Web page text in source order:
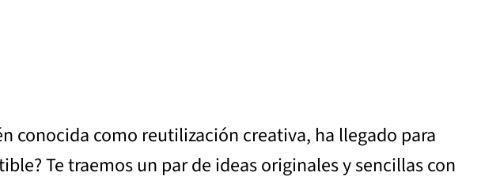
conocida como reutilización creativa, ha llegado para
Te traemos un par de ideas originales y sencillas con